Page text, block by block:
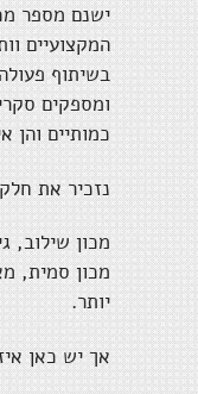
ישנם מספר
המקצועיים
בשיתוף
ומספקים
כמותיים והן
נזכיר את
מכון שילוב,
מכון סמית,
יותר.
אך יש כאן